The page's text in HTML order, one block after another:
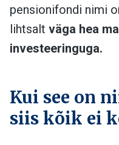
pensionifondi nimi
lihtsalt väga hea
investeeringuga.
Kui see on
siis kõik ei